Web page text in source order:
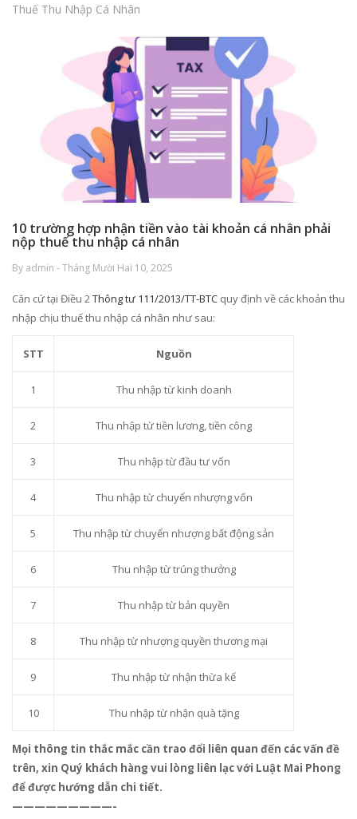
Thuế Thu Nhập Cá Nhân
10 trường hợp nhận tiền vào tài khoản cá nhân phải
nộp thuế thu nhập cá nhân
By admin - Tháng Mười Hai 10, 2025
Căn cứ tại Điều 2Thông tư 111/2013/TT-BTC quy định về các khoản thu
nhập chịu thuế thu nhập cá nhân như sau:
STT Nguồn
1 Thu nhập từ kinh doanh
2 Thu nhập từ tiền lương, tiền công
3 Thu nhập từ đầu tư vốn
4 Thu nhập từ chuyển nhượng vốn
5 Thu nhập từ chuyển nhượng bất động sản
6 Thu nhập từ trúng thưởng
7 Thu nhập từ bản quyền
8 Thu nhập từ nhượng quyền thương mại
9 Thu nhập từ nhận thừa kế
10 Thu nhập từ nhận quà tặng
Mọi thông tin thắc mắc cần trao đổi liên quan đến các vấn đề
trên, xin Quý khách hàng vui lòng liên lạc với Luật Mai Phong
để được hướng dẫn chi tiết.
—————————-